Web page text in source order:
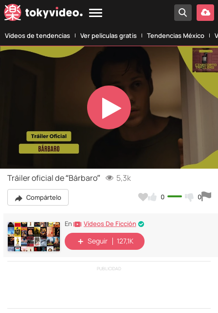
Vídeos de tendencias Ver películas gratis Tendencias México
Play
Video
Tráiler oficial de “Bárbaro” 5,3k
Compártelo 0 0
En Vídeos De Ficción
Seguir 127,1K
PUBLICIDAD